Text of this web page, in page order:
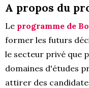
A propos du
Le programme de
former les futurs
le secteur privé que
domaines d'études
attirer des